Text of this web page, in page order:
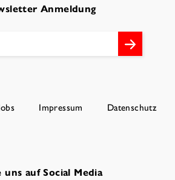
Anmeldung
Impressum Datenschutz
uns auf Social Media